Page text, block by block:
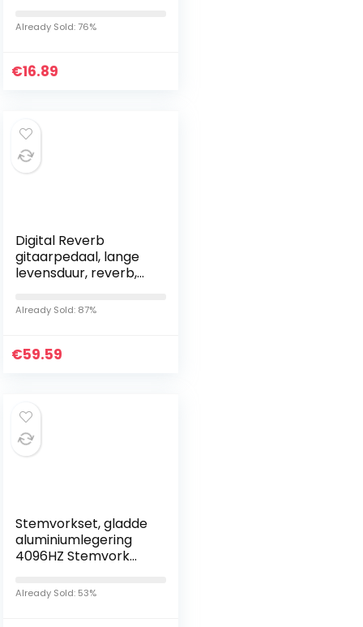
Capo Tuner Picks
Snaren Zadelmoer
Already Sold: 76%
€16.89
Digital Reverb
gitaarpedaal, lange
levensduur, reverb,
elke gitaartechnicus
Already Sold: 87%
€59.59
Stemvorkset, gladde
aluminiumlegering
4096HZ Stemvork
yogahouding en
gehoortest te
Already Sold: 53%